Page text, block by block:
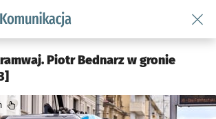
wroclaw.pl podserwis: Komunikacja
Piotr Bednarz w gronie